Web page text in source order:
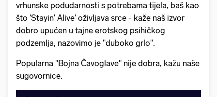
vrhunske podudarnosti s potrebama tijela, baš kao
što 'Stayin' Alive' oživljava srce - kaže naš izvor
dobro upućen u tajne erotskog psihičkog
podzemlja, nazovimo je "duboko grlo".
Popularna "Bojna Čavoglave" nije dobra, kažu naše
sugovornice.